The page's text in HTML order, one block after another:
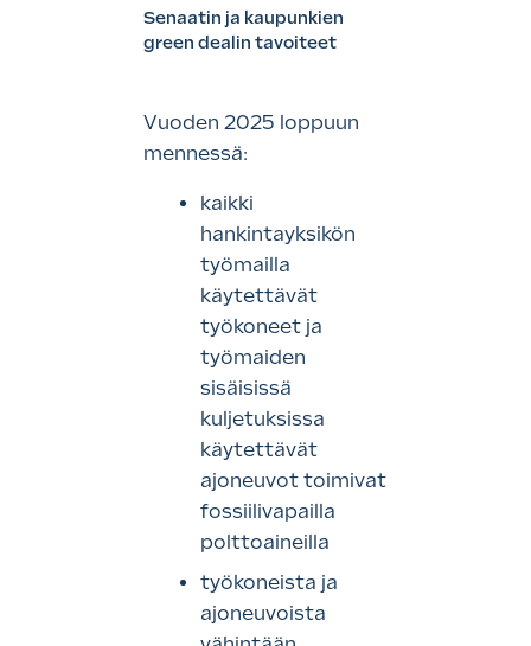
Senaatin ja kaupunkien
green dealin tavoiteet
Vuoden 2025 loppuun
mennessä:
kaikki
hankintayksikön
työmailla
käytettävät
työkoneet ja
työmaiden
sisäisissä
kuljetuksissa
käytettävät
ajoneuvot toimivat
fossiilivapailla
polttoaineilla
työkoneista ja
ajoneuvoista